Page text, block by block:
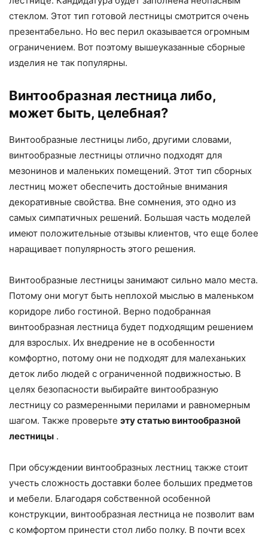
стеклом. Этот тип готовой лестницы смотрится очень
презентабельно. Но вес перил оказывается огромным
ограничением. Вот поэтому вышеуказанные сборные
изделия не так популярны.
Винтообразная лестница либо,
может быть, целебная?
Винтообразные лестницы либо, другими словами,
винтообразные лестницы отлично подходят для
мезонинов и маленьких помещений. Этот тип сборных
лестниц может обеспечить достойные внимания
декоративные свойства. Вне сомнения, это одно из
самых симпатичных решений. Большая часть моделей
имеют положительные отзывы клиентов, что еще более
наращивает популярность этого решения.
Винтообразные лестницы занимают сильно мало места.
Потому они могут быть неплохой мыслью в маленьком
коридоре либо гостиной. Верно подобранная
винтообразная лестница будет подходящим решением
для взрослых. Их внедрение не в особенности
комфортно, потому они не подходят для малеханьких
деток либо людей с ограниченной подвижностью. В
целях безопасности выбирайте винтообразную
лестницу со размеренными перилами и равномерным
шагом. Также проверьте эту статью винтообразной
лестницы .
При обсуждении винтообразных лестниц также стоит
учесть сложность доставки более больших предметов
и мебели. Благодаря собственной особенной
конструкции, винтообразная лестница не позволит вам
с комфортом принести стол либо полку. В почти всех